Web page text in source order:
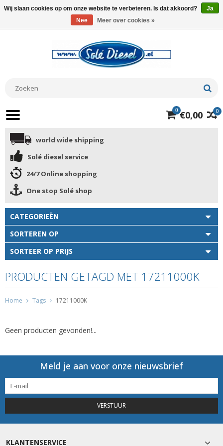
0
0 €0,00
world wide shipping
Solé diesel service
24/7 Online shopping
One stop Solé shop
CATEGORIEËN
SORTEREN OP
SORTEER OP PRIJS
PRODUCTEN GETAGD MET 17211000K
Home Tags 17211000K
Geen producten gevonden!...
Meld je aan voor onze nieuwsbrief
VERSTUUR
KLANTENSERVICE
Wij slaan cookies op om onze website te verbeteren. Is dat akkoord?
Ja
Nee
Meer over cookies »